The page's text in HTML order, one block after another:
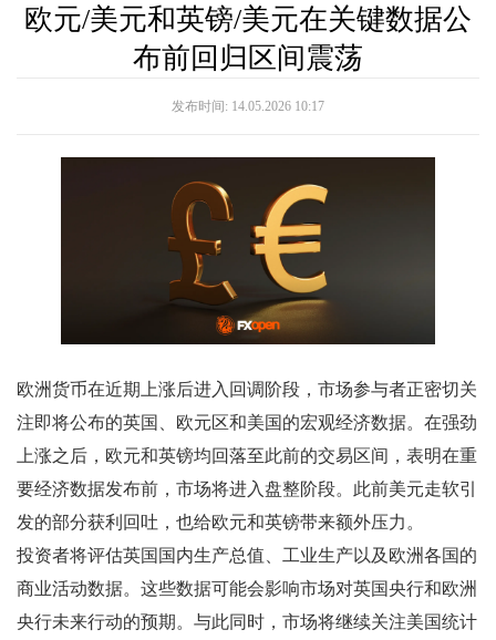
欧元/美元和英镑/美元在关键数据公
布前回归区间震荡
发布时间: 14.05.2026 10:17
欧洲货币在近期上涨后进入回调阶段，市场参与者正密切关
注即将公布的英国、欧元区和美国的宏观经济数据。在强劲
上涨之后，欧元和英镑均回落至此前的交易区间，表明在重
要经济数据发布前，市场将进入盘整阶段。此前美元走软引
发的部分获利回吐，也给欧元和英镑带来额外压力。
投资者将评估英国国内生产总值、工业生产以及欧洲各国的
商业活动数据。这些数据可能会影响市场对英国央行和欧洲
央行未来行动的预期。与此同时，市场将继续关注美国统计